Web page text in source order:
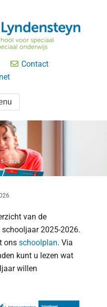
Contact
– 2026
van de
2025-2026.
onsschoolplan. Via
kunt u lezen wat
willen